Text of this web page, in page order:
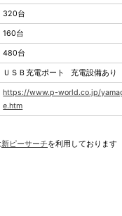
320台
160台
480台
ＵＳＢ充電ポート 充電設備あり
https://www.p-world.co.jp/
e.htm
新ピーサーチを利用しております